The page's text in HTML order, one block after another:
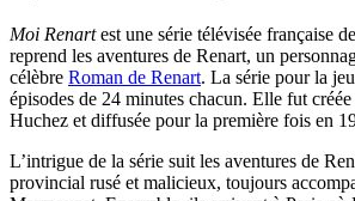
Moi Renartest une série télévisée française
reprend les aventures de Renart, un
célèbre Roman de Renart. La série pour la
épisodes de 24 minutes chacun. Elle fut
Huchez et diffusée pour la première fois en
L’intrigue de la série suit les aventures de
provincial rusé et malicieux, toujours